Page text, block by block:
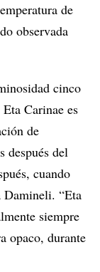
de
observada
cinco
Carinae es
de
después del
cuando
Damineli. “Eta
siempre
opaco, durante